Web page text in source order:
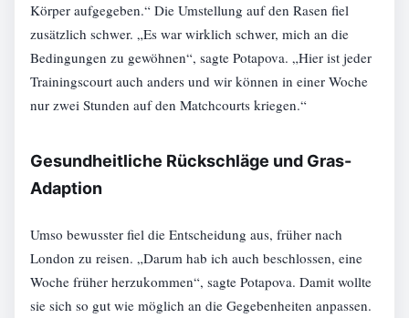
Körper aufgegeben.“ Die Umstellung auf den Rasen fiel
zusätzlich schwer. „Es war wirklich schwer, mich an die
Bedingungen zu gewöhnen“, sagte Potapova. „Hier ist jeder
Trainingscourt auch anders und wir können in einer Woche
nur zwei Stunden auf den Matchcourts kriegen.“
Gesundheitliche Rückschläge und Gras-
Adaption
Umso bewusster fiel die Entscheidung aus, früher nach
London zu reisen. „Darum hab ich auch beschlossen, eine
Woche früher herzukommen“, sagte Potapova. Damit wollte
sie sich so gut wie möglich an die Gegebenheiten anpassen.